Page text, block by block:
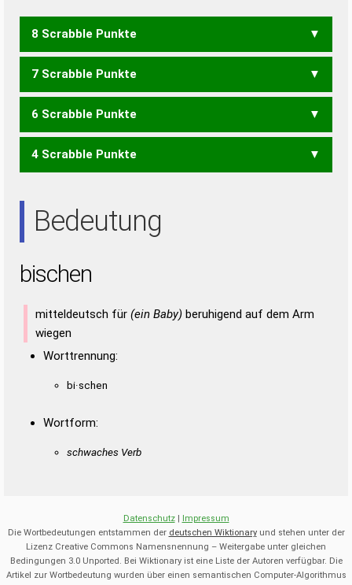
8 Scrabble Punkte
BSC CHIS ICHS SCHI
7 Scrabble Punkte
CHI ICH
6 Scrabble Punkte
CIS ICS SIC
4 Scrabble Punkte
Bedeutung
bischen
mitteldeutsch für (ein Baby) beruhigend auf dem Arm
wiegen
Worttrennung:
bi·schen
Wortform:
schwaches Verb
Datenschutz| Impressum
Die Wortbedeutungen entstammen der deutschen Wiktionaryund stehen unter der
Lizenz Creative Commons Namensnennung – Weitergabe unter gleichen
Bedingungen 3.0 Unported. Bei Wiktionary ist eine Liste der Autoren verfügbar. Die
Artikel zur Wortbedeutung wurden über einen semantischen Computer-Algorithmus